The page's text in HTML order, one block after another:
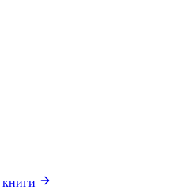
книги